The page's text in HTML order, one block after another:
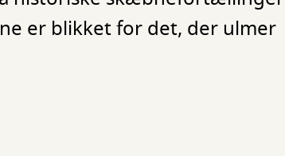
er blikket for det, der ulmer